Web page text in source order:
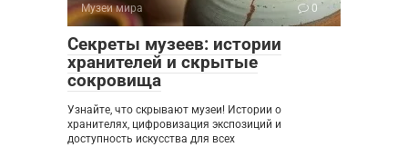
Музеи мира 0
Секреты музеев: истории
хранителей и скрытые
сокровища
Узнайте, что скрывают музеи! Истории о
хранителях, цифровизация экспозиций и
доступность искусства для всех